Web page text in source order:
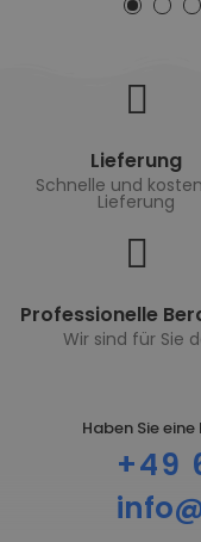
Lieferung
Schnelle und
Lieferung
Professionelle
Wir sind für Sie
Haben Sie
+49